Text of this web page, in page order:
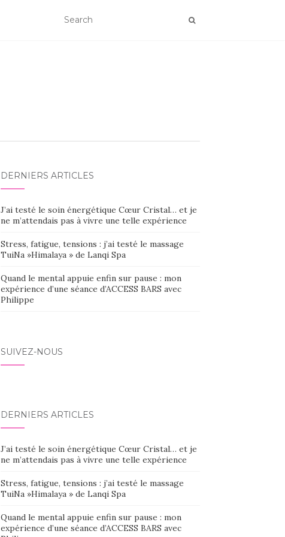
DERNIERS ARTICLES
J’ai testé le soin énergétique Cœur Cristal… et je
ne m’attendais pas à vivre une telle expérience
Stress, fatigue, tensions : j’ai testé le massage
TuiNa »Himalaya » de Lanqi Spa
Quand le mental appuie enfin sur pause : mon
expérience d’une séance d’ACCESS BARS avec
Philippe
SUIVEZ-NOUS
DERNIERS ARTICLES
J’ai testé le soin énergétique Cœur Cristal… et je
ne m’attendais pas à vivre une telle expérience
Stress, fatigue, tensions : j’ai testé le massage
TuiNa »Himalaya » de Lanqi Spa
Quand le mental appuie enfin sur pause : mon
expérience d’une séance d’ACCESS BARS avec